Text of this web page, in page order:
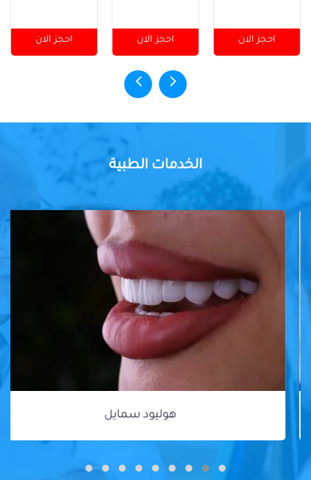
احجز الان احجز الان احجز الان
الخدمات الطبية
هوليود سمايل